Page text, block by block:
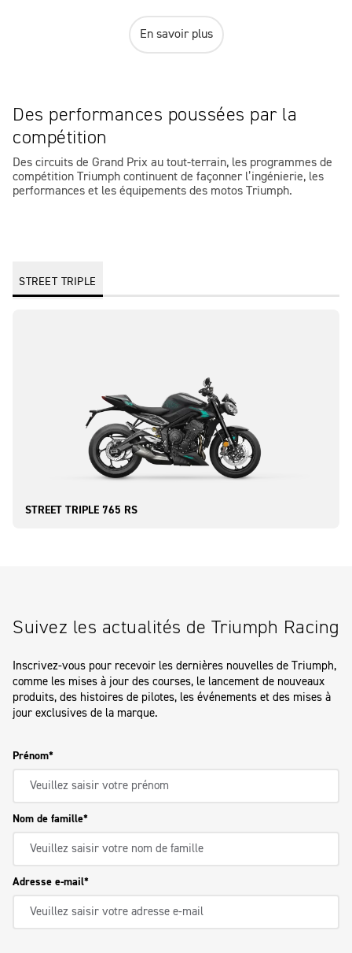
En savoir plus
Des performances poussées par la
compétition
Des circuits de Grand Prix au tout-terrain, les programmes de
compétition Triumph continuent de façonner l’ingénierie, les
performances et les équipements des motos Triumph.
STREET TRIPLE
STREET TRIPLE 765 RS
Suivez les actualités de Triumph Racing
Inscrivez-vous pour recevoir les dernières nouvelles de Triumph,
comme les mises à jour des courses, le lancement de nouveaux
produits, des histoires de pilotes, les événements et des mises à
jour exclusives de la marque.
Prénom
Nom de famille
Adresse e-mail